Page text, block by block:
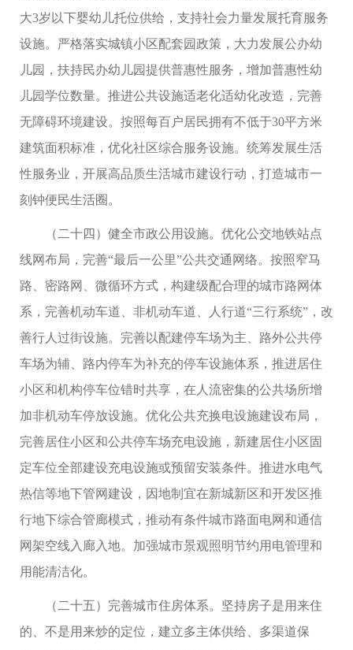
大3岁以下婴幼儿托位供给，支持社会力量发展托育服务
设施。严格落实城镇小区配套园政策，大力发展公办幼
儿园，扶持民办幼儿园提供普惠性服务，增加普惠性幼
儿园学位数量。推进公共设施适老化适幼化改造，完善
无障碍环境建设。按照每百户居民拥有不低于30平方米
建筑面积标准，优化社区综合服务设施。统筹发展生活
性服务业，开展高品质生活城市建设行动，打造城市一
刻钟便民生活圈。
（二十四）健全市政公用设施。优化公交地铁站点
线网布局，完善“最后一公里”公共交通网络。按照窄马
路、密路网、微循环方式，构建级配合理的城市路网体
系，完善机动车道、非机动车道、人行道“三行系统”，改
善行人过街设施。完善以配建停车场为主、路外公共停
车场为辅、路内停车为补充的停车设施体系，推进居住
小区和机构停车位错时共享，在人流密集的公共场所增
加非机动车停放设施。优化公共充换电设施建设布局，
完善居住小区和公共停车场充电设施，新建居住小区固
定车位全部建设充电设施或预留安装条件。推进水电气
热信等地下管网建设，因地制宜在新城新区和开发区推
行地下综合管廊模式，推动有条件城市路面电网和通信
网架空线入廊入地。加强城市景观照明节约用电管理和
用能清洁化。
（二十五）完善城市住房体系。坚持房子是用来住
的、不是用来炒的定位，建立多主体供给、多渠道保